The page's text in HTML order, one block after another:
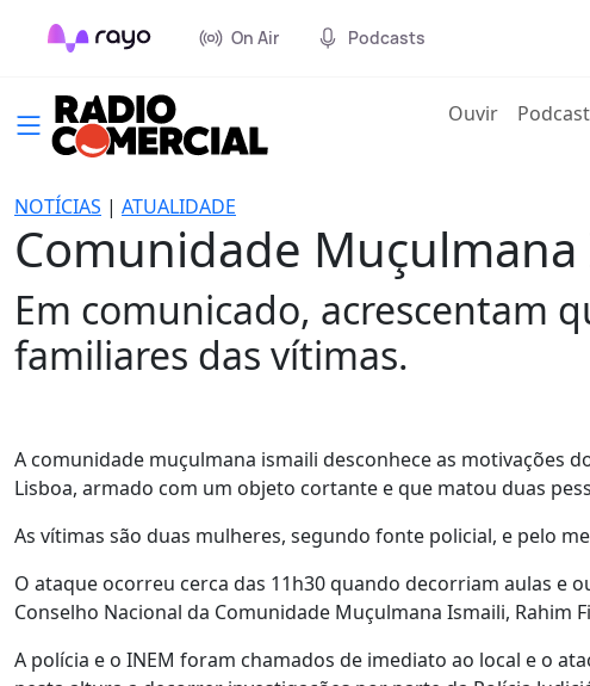
On Air Podcasts
Ouvir(current)
NOTÍCIAS | ATUALIDADE
Comunidade
Em comunicado, acrescentam
familiares das vítimas.
A comunidade muçulmana ismaili desconhece as motivações
Lisboa, armado com um objeto cortante e que matou duas
As vítimas são duas mulheres, segundo fonte policial, e pelo
O ataque ocorreu cerca das 11h30 quando decorriam aulas e
Conselho Nacional da Comunidade Muçulmana Ismaili, Rahim
A polícia e o INEM foram chamados de imediato ao local e o